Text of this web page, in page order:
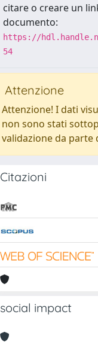
citare o creare un
documento:
https://
54
Attenzione
Attenzione! I dati
non sono stati
validazione da parte
Citazioni
social impact